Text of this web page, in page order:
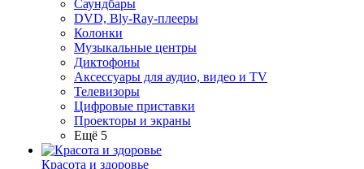
Саундбары
DVD, Bly-Ray-плееры
Колонки
Музыкальные центры
Диктофоны
Аксессуары для аудио, видео и TV
Телевизоры
Цифровые приставки
Проекторы и экраны
Ещё 5
Красота и здоровье